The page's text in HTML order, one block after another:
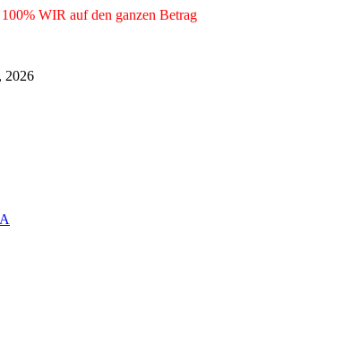
WIR auf den ganzen Betrag
2026